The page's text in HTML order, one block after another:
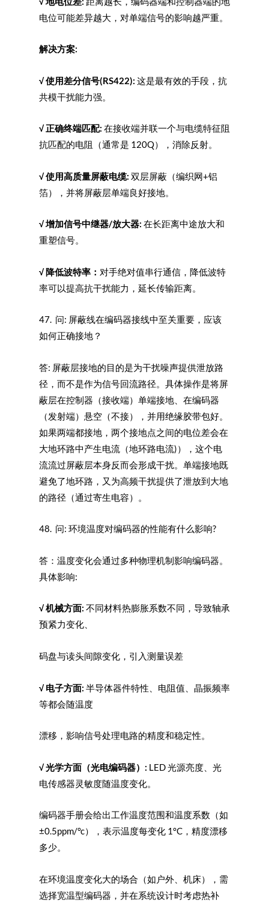
电位可能差异越大，对单端信号的影响越严重。
解决方案:
√使用差分信号(RS422): 这是最有效的手段，抗
共模干扰能力强。
√正确终端匹配: 在接收端并联一个与电缆特征阻
抗匹配的电阻（通常是 120Q），消除反射。
√使用高质量屏蔽电缆: 双层屏蔽（编织网+铝
箔），并将屏蔽层单端良好接地。
√增加信号中继器/放大器: 在长距离中途放大和
重塑信号。
√ 降低波特率： 对手绝对值串行通信，降低波特
率可以提高抗干扰能力，延长传输距离。
47. 问: 屏蔽线在编码器接线中至关重要，应该
如何正确接地？
答: 屏蔽层接地的目的是为干扰噪声提供泄放路
径，而不是作为信号回流路径。具体操作是将屏
蔽层在控制器（接收端）单端接地、在编码器
（发射端）悬空（不接），并用绝缘胶带包好。
如果两端都接地，两个接地点之间的电位差会在
大地环路中产生电流（地环路电流)），这个电
流流过屏蔽层本身反而会形成干扰。单端接地既
避免了地环路，又为高频干扰提供了泄放到大地
的路径（通过寄生电容）。
48. 问: 环境温度对编码器的性能有什么影响?
答：温度变化会通过多种物理机制影响编码器。
具体影响:
√机械方面: 不同材料热膨胀系数不同，导致轴承
预紧力变化、
码盘与读头间隙变化，引入测量误差
√电子方面: 半导体器件特性、电阻值、晶振频率
等都会随温度
漂移，影响信号处理电路的精度和稳定性。
√光学方面（光电编码器）: LED 光源亮度、光
电传感器灵敏度随温度变化。
编码器手册会给出工作温度范围和温度系数（如
±0.5ppm/°c），表示温度每变化 1°C，精度漂移
多少。
在环境温度变化大的场合（如户外、机床），需
选择宽温型编码器，并在系统设计时考虑热补